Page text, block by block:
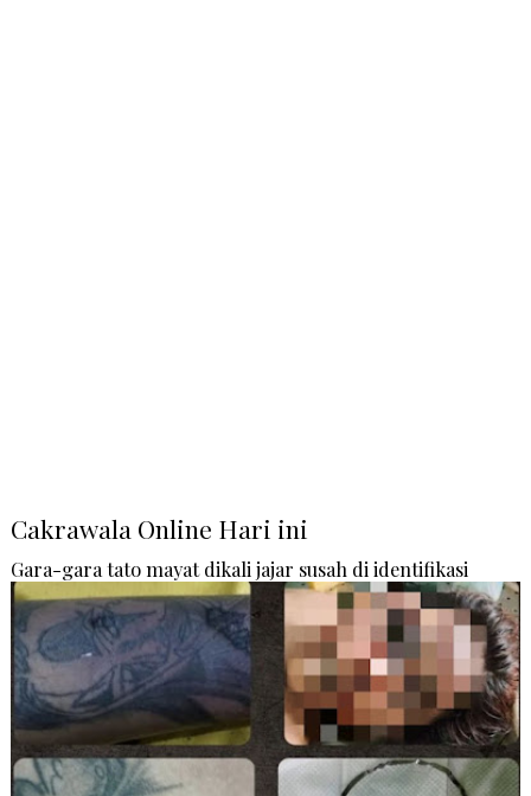
Cakrawala Online Hari ini
Gara-gara tato mayat dikali jajar susah di identifikasi